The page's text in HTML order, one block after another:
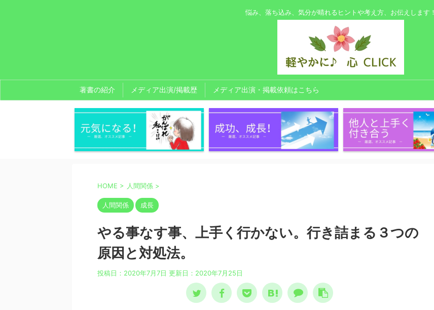
悩み、落ち込み、気分が晴れるヒントや考え方、お伝えします！
著書の紹介 メディア出演/掲載歴 メディア出演・掲載依頼はこちら
HOME > 人間関係 >
人間関係 成長
やる事なす事、上手く行かない。行き詰まる３つの
原因と対処法。
投稿日：2020年7月7日 更新日： 2020年7月25日